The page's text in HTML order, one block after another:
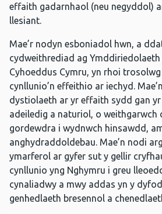
effaith gadarnhaol (neu negyddol)
llesiant.
Mae’r nodyn esboniadol hwn, a
cydweithrediad ag Ymddiriedolaeth
Cyhoeddus Cymru, yn rhoi
cynllunio’n effeithio ar iechyd.
dystiolaeth ar yr effaith sydd gan yr
adeiledig a naturiol, o weithgarwch
gordewdra i wydnwch hinsawdd,
anghydraddoldebau. Mae’n nodi
ymarferol ar gyfer sut y gellir
cynllunio yng Nghymru i greu
cynaliadwy a mwy addas yn y
genhedlaeth bresennol a